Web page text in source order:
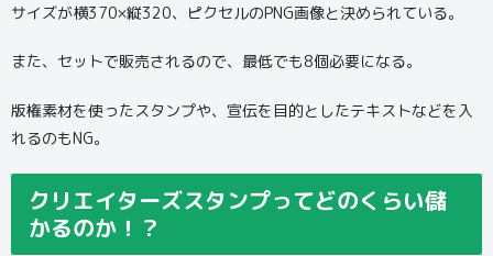
サイズが横370×縦320、ピクセルのPNG画像と決められている。
また、セットで販売されるので、最低でも8個必要になる。
版権素材を使ったスタンプや、宣伝を目的としたテキストなどを入
れるのもNG。
クリエイターズスタンプってどのくらい儲
かるのか！？